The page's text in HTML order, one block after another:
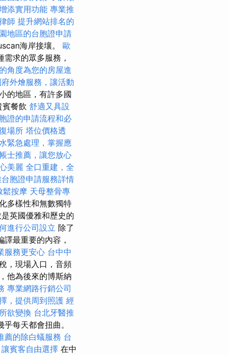
添實用功能 專業推
師 提升網站排名的
地區的台胞證申請
海岸接壤。 歐
求的眾多服務，
角度為您的房屋進
外燴服務，讓活動
的地區，有許多國
餐飲 舒適又具設
證的申請流程和必
場所 塔位價格透
緊急處理，掌握應
士推薦，讓您放心
美麗 全口重建，全
胞證申請服務詳情
鬆按摩 天母整骨專
多樣性和無數獨特
英國優雅和歷史的
進行公司設立 除了
最重要的內容，
服務更安心 台中中
，現場入口，音頻
他為後來的博斯納
專業網路行銷公司
，提供周到照護 經
欲變換 台北牙醫推
每天都會扭曲。
薦的除白蟻服務 台
賓客自由選擇 在中